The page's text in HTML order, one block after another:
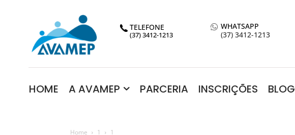
TELEFONE
WHATSAPP
(37) 3412-1213
(37) 3412-1213
HOME A AVAMEP PARCERIA INSCRIÇÕES BLOG
Home 1 1